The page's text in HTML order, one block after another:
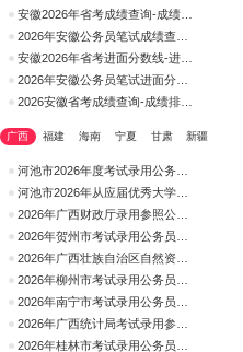
广西 福建 海南 宁夏 甘肃 新疆